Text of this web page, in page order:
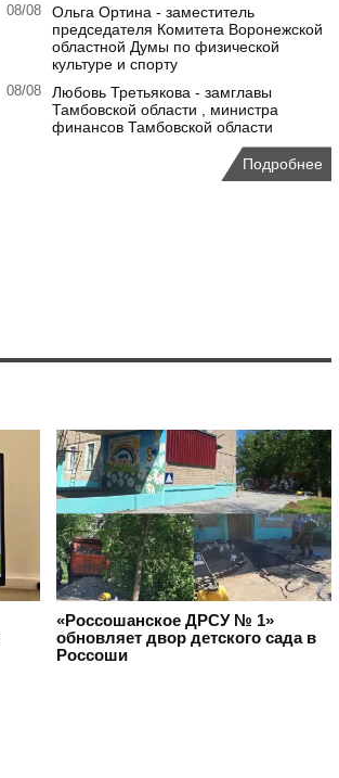
08/08
Ольга Ортина - заместитель
председателя Комитета Воронежской
областной Думы по физической
культуре и спорту
08/08
Любовь Третьякова - замглавы
Тамбовской области , министра
финансов Тамбовской области
Подробнее
«Россошанское ДРСУ № 1»
обновляет двор детского сада в
Россоши